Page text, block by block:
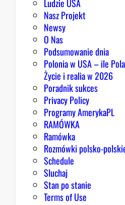
Ludzie USA
Nasz Projekt
Newsy
O Nas
Podsumowanie dnia
Polonia w USA – ile
Życie i realia w 2026
Poradnik sukces
Privacy Policy
Programy AmerykaPL
RAMÓWKA
Ramówka
Rozmówki polsko-
Schedule
Sluchaj
Stan po stanie
Terms of Use